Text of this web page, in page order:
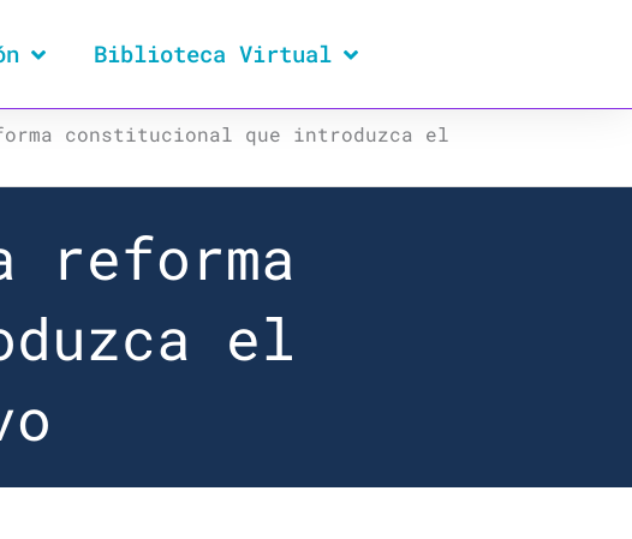
Biblioteca Virtual
constitucional que introduzca el
reforma
el